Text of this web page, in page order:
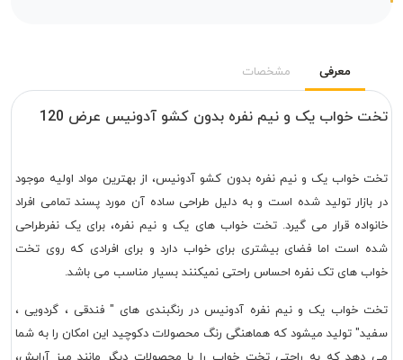
معرفی مشخصات
تخت خواب یک و نیم نفره بدون کشو آدونیس عرض 120
تخت خواب یک و نیم نفره بدون کشو آدونیس، از بهترین مواد اولیه موجود
در بازار تولید شده است و به دلیل طراحی ساده آن مورد پسند تمامی افراد
خانواده قرار می گیرد. تخت خواب های یک و نیم نفره، برای یک نفرطراحی
شده است اما فضای بیشتری برای خواب دارد و برای افرادی که روی تخت
خواب های تک نفره احساس راحتی نمیکنند بسیار مناسب می باشد.
تخت خواب یک و نیم نفره آدونیس در رنگبندی های " فندقی ، گردویی ،
سفید" تولید میشود که هماهنگی رنگ محصولات دکوچید این امکان را به شما